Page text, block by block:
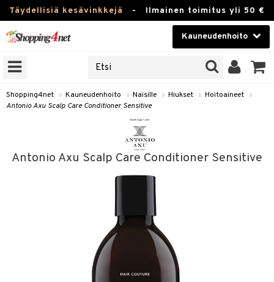
Täydellisiä kesävinkkejä - Ilmainen toimitus yli 50 €
Kauneudenhoito
Kauneudenhoito
Piilolinssit
Fitness
Shopping4net » Kauneudenhoito » Naisille » Hiukset » Hoitoaineet »
Antonio Axu Scalp Care Conditioner Sensitive
Antonio Axu Scalp Care Conditioner Sensitive